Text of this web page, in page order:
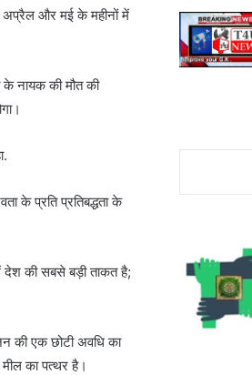
अप्रैल और मई के महीनों में
के नायक की मौत की
के प्रति प्रतिबद्धता के
देश की सबसे बड़ी ताकत है;
की एक छोटी अवधि का
का पत्थर है।